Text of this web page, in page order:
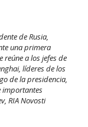
de Rusia,
una primera
a los jefes de
líderes de los
de la presidencia,
importantes
RIA Novosti